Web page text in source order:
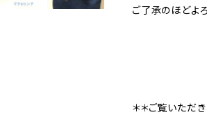
ご了承のほどよ
＊＊ご覧いただ